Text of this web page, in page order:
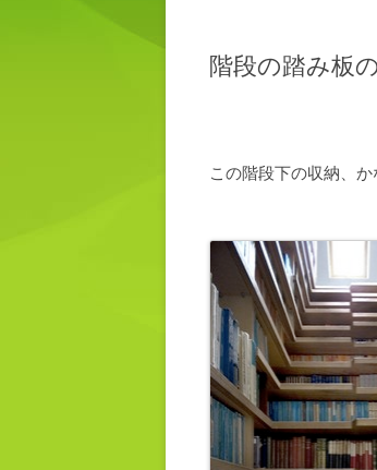
階段の踏み板
この階段下の収納、か